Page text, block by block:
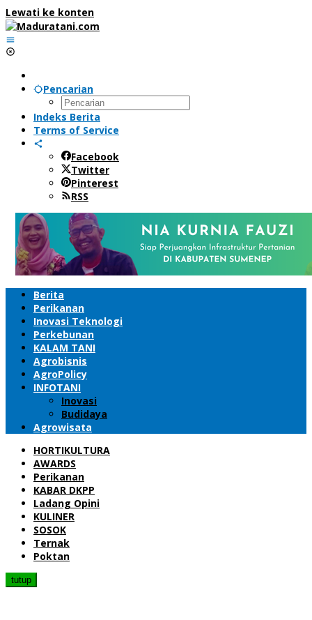
Lewati ke konten
Pencarian
Indeks Berita
Terms of Service
Facebook
Twitter
Pinterest
RSS
Berita
Perikanan
Inovasi Teknologi
Perkebunan
KALAM TANI
Agrobisnis
AgroPolicy
INFOTANI
Inovasi
Budidaya
Agrowisata
HORTIKULTURA
AWARDS
Perikanan
KABAR DKPP
Ladang Opini
KULINER
SOSOK
Ternak
Poktan
tutup